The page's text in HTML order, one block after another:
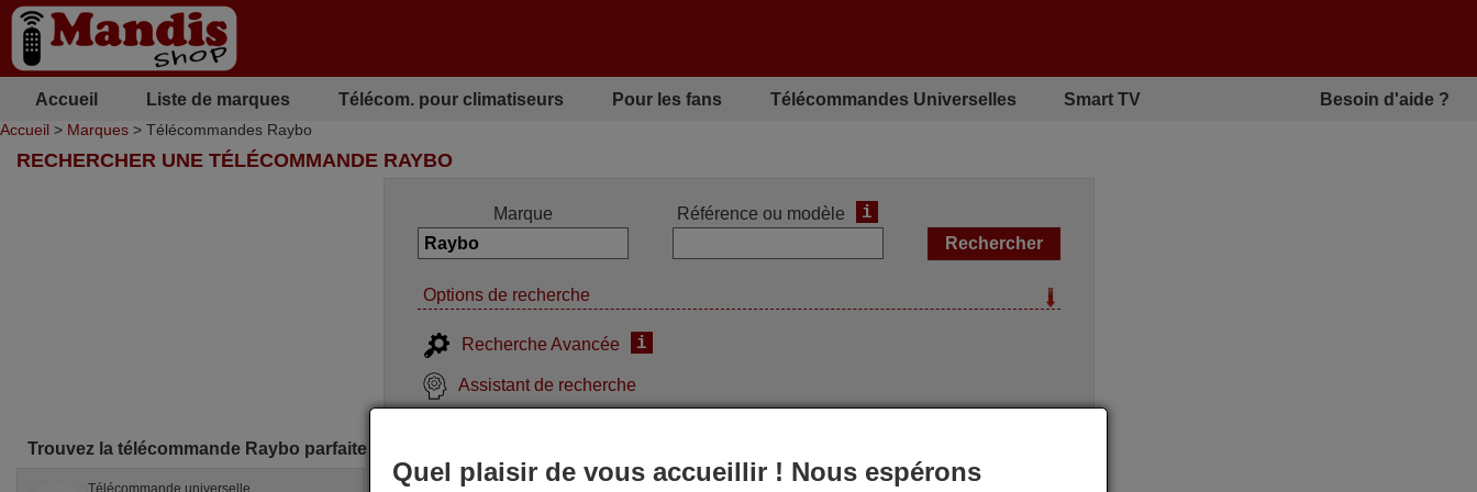
Accueil Liste de marques Télécom. pour climatiseurs Pour les fans Télécommandes Universelles Smart TV Besoin d'aide ?
Accueil > Marques > Télécommandes Raybo
RECHERCHER UNE TÉLÉCOMMANDE RAYBO
Marque Référence ou modèle i
Options de recherche
Recherche Avancée i
Assistant de recherche
Trouvez la télécommande Raybo parfaite pour vous
Télécommande universelle Télécommande d'origine Télécommande d'origine
Quel plaisir de vous accueillir ! Nous espérons